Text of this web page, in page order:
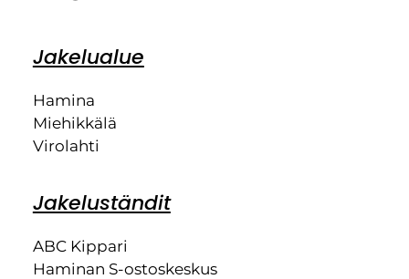
Jakelualue
Hamina
Miehikkälä
Virolahti
Jakeluständit
ABC Kippari
Haminan S-ostoskeskus